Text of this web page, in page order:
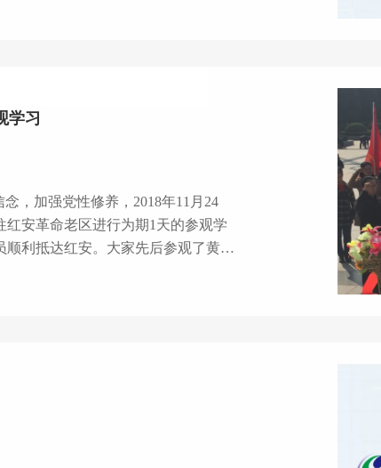
学习
安革命老区进行为期1天的参观学
利抵达红安。大家先后参观了黄麻